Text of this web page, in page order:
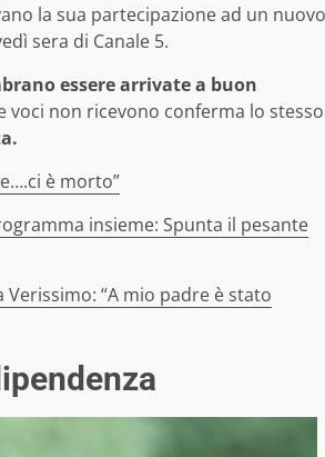
la sua partecipazione ad un nuovo
sera di Canale 5.
essere arrivate a buon
voci non ricevono conferma lo stesso
è morto”
insieme: Spunta il pesante
“A mio padre è stato